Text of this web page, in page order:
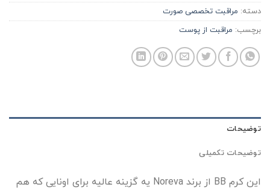
دسته: مراقبت تخصصی صورت
برچسب: مراقبت از پوست
توضیحات
توضیحات تکمیلی
این کرم BB از برند Noreva یه گزینه‌ عالیه برای اونایی که هم